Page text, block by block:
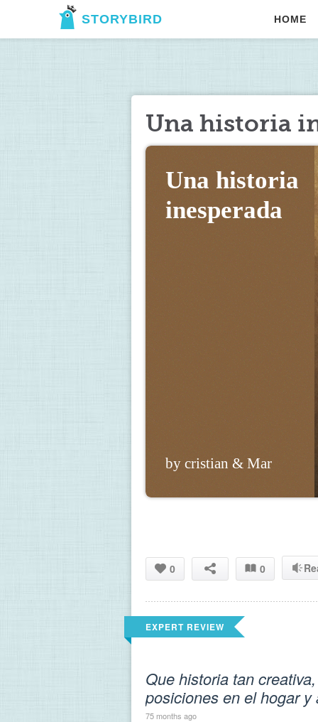
STORYBIRD HOME
Una historia
Una historia
by cristian & Mar
0 0
EXPERT REVIEW
Que historia tan
posiciones en el hogar
75 months ago